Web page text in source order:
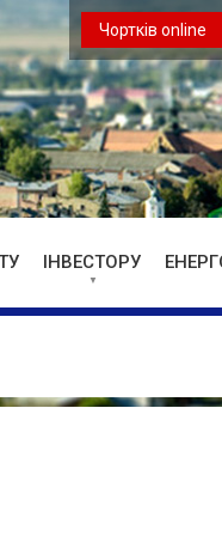
Чортків online
ІНВЕСТОРУ